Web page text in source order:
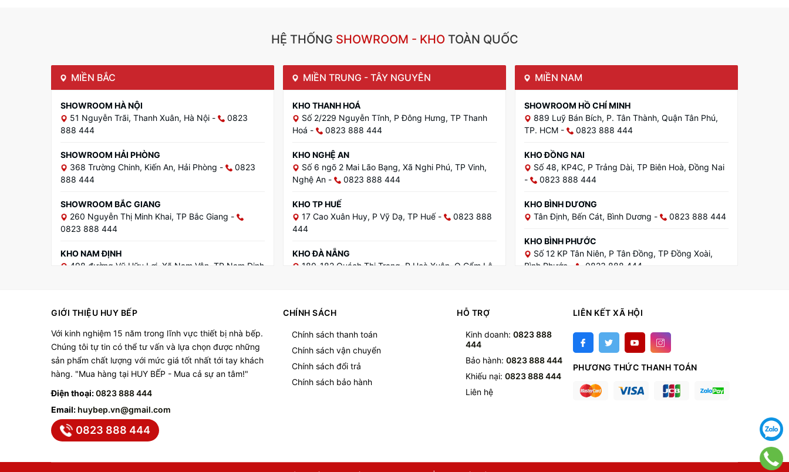
HỆ THỐNG SHOWROOM - KHO TOÀN QUỐC
MIỀN BẮC
SHOWROOM HÀ NỘI
51 Nguyễn Trãi, Thanh Xuân, Hà Nội -
0823
888 444
SHOWROOM HẢI PHÒNG
368 Trường Chinh, Kiến An, Hải Phòng -
0823
888 444
SHOWROOM BẮC GIANG
260 Nguyễn Thị Minh Khai, TP Bắc Giang -
0823 888 444
KHO NAM ĐỊNH
498 đường Vũ Hữu Lợi, Xã Nam Vân, TP Nam Định
331 Phạm Thuận Duật, P. Ninh Sơn, TP Ninh Bình
LẠNG SƠN
QL1A - Thị trấn Mẹt, Hữu Lũng, Lạng Sơn-
0823 888 444
MIỀN TRUNG - TÂY NGUYÊN
KHO THANH HOÁ
Số 2/229 Nguyễn Tĩnh, P Đông Hưng, TP Thanh
Hoá - 0823 888 444
KHO NGHỆ AN
Số 6 ngõ 2 Mai Lão Bạng, Xã Nghi Phú, TP Vinh,
Nghệ An - 0823 888 444
KHO TP HUẾ
17 Cao Xuân Huy, P Vỹ Dạ, TP Huế -
0823 888
444
KHO ĐÀ NẴNG
180-182 Quách Thị Trang, P Hoà Xuân, Q Cẩm Lệ,
70 Đường vành đai Bắc Nam, Phú Cát, Bình Định
KHO GIA LAI
139 Trần Phú, P Diên Hồng, TP Pleiku, Gia Lai-
0823 888 444
44A Bạch Đằng, P.7, TP Đà Lạt, Lâm Đồng-
MIỀN NAM
SHOWROOM HỒ CHÍ MINH
889 Luỹ Bán Bích, P. Tân Thành, Quận Tân Phú,
TP. HCM - 0823 888 444
KHO ĐỒNG NAI
Số 48, KP4C, P Trảng Dài, TP Biên Hoà, Đồng Nai
-
0823 888 444
KHO BÌNH DƯƠNG
Tân Định, Bến Cát, Bình Dương - 0823 888 444
KHO BÌNH PHƯỚC
Số 12 KP Tân Niên, P Tân Đồng, TP Đồng Xoài,
Bình Phước
0823 888 444
0823 888 444
KHO LONG AN
25/6B Trần Phong Sắc, P.4, TP Tân An, Long AN
0823 888 444
KHO VŨNG TÀU
Cái Răng, TP Cần Thơ- 0823 888 444
GIỚI THIỆU HUY BẾP
Với kinh nghiệm 15 năm trong lĩnh vực thiết bị nhà bếp.
Chúng tôi tự tin có thể tư vấn và lựa chọn được những
sản phẩm chất lượng với mức giá tốt nhất tới tay khách
hàng. "Mua hàng tại HUY BẾP - Mua cả sự an tâm!"
Điện thoại:0823 888 444
Email: huybep.vn@gmail.com
0823 888 444
CHÍNH SÁCH
Chính sách thanh toán
Chính sách vận chuyển
Chính sách đổi trả
Chính sách bảo hành
HỖ TRỢ
Kinh doanh:0823 888
444
Bảo hành:0823 888 444
Khiếu nại:0823 888 444
Liên hệ
LIÊN KẾT XÃ HỘI
PHƯƠNG THỨC THANH TOÁN